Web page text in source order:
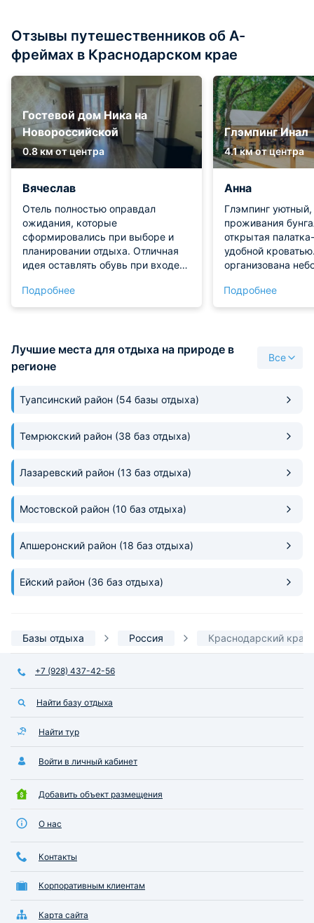
Отзывы путешественников об А-
фреймах в Краснодарском крае
Гостевой дом Ника на
Новороссийской
0.8 км от центра
Вячеслав
Отель полностью оправдал
ожидания, которые
сформировались при выборе и
планировании отдыха. Отличная
идея оставлять обувь при входе
ходим босиком и к ногам даже
песочек не пристает! В номере -
работников не видно, но все
пожелания исполняются
Все что обещали при
один плюс - отель расположен на
рекомендуем это место отдыха!
пляж в 10-ти минутах ходьбы. Но
маршруты проходят по очень
Подробнее
Глэмпинг Инал
4.1 км от центра
Анна
Глэмпинг
проживания
открытая
удобной
организована
помощью
от жары. Бассейн
тоже есть.
Подробнее
Лучшие места для отдыха на природе в
регионе
Все
Туапсинский район (54 базы отдыха)
Темрюкский район (38 баз отдыха)
Лазаревский район (13 баз отдыха)
Мостовской район (10 баз отдыха)
Апшеронский район (18 баз отдыха)
Ейский район (36 баз отдыха)
Базы отдыха Россия Краснодарский край
+7 (928) 437-42-56
Найти базу отдыха
Найти тур
Войти в личный кабинет
Добавить объект размещения
О нас
Контакты
Корпоративным клиентам
Карта сайта